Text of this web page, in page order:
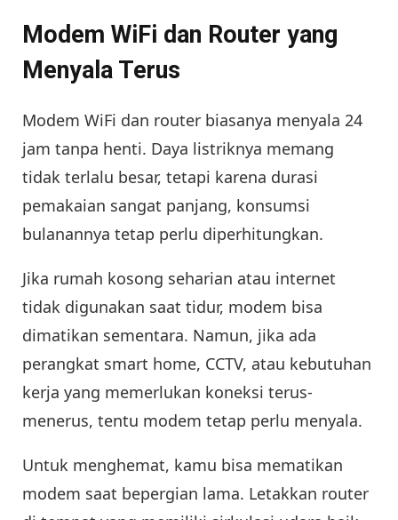
Modem WiFi dan Router yang
Menyala Terus
Modem WiFi dan router biasanya menyala 24
jam tanpa henti. Daya listriknya memang
tidak terlalu besar, tetapi karena durasi
pemakaian sangat panjang, konsumsi
bulanannya tetap perlu diperhitungkan.
Jika rumah kosong seharian atau internet
tidak digunakan saat tidur, modem bisa
dimatikan sementara. Namun, jika ada
perangkat smart home, CCTV, atau kebutuhan
kerja yang memerlukan koneksi terus-
menerus, tentu modem tetap perlu menyala.
Untuk menghemat, kamu bisa mematikan
modem saat bepergian lama. Letakkan router